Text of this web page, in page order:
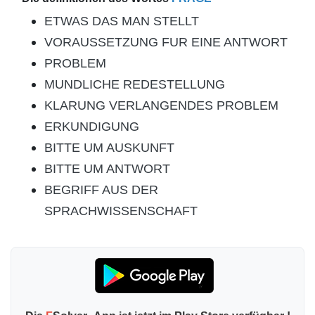
ETWAS DAS MAN STELLT
VORAUSSETZUNG FUR EINE ANTWORT
PROBLEM
MUNDLICHE REDESTELLUNG
KLARUNG VERLANGENDES PROBLEM
ERKUNDIGUNG
BITTE UM AUSKUNFT
BITTE UM ANTWORT
BEGRIFF AUS DER
SPRACHWISSENSCHAFT